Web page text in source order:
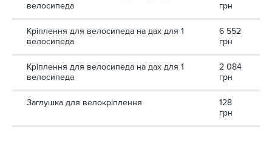
велосипеда
грн
Кріплення для велосипеда на дах для 1
велосипеда
6 552
грн
Кріплення для велосипеда на дах для 1
велосипеда
2 084
грн
Заглушка для велокріплення
128
грн